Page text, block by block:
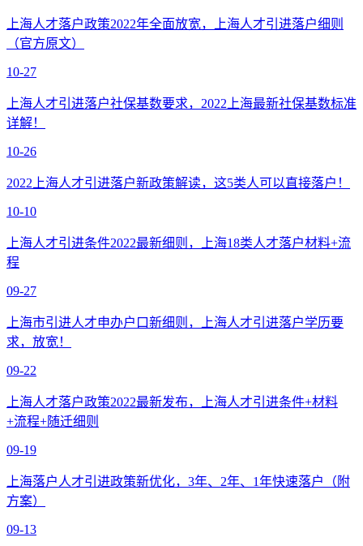
上海人才落户政策2022年全面放宽，上海人才引进落户细则
（官方原文）
10-27
上海人才引进落户社保基数要求，2022上海最新社保基数标准
详解！
10-26
2022上海人才引进落户新政策解读，这5类人可以直接落户！
10-10
上海人才引进条件2022最新细则，上海18类人才落户材料+流
程
09-27
上海市引进人才申办户口新细则，上海人才引进落户学历要
求，放宽！
09-22
上海人才落户政策2022最新发布，上海人才引进条件+材料
+流程+随迁细则
09-19
上海落户人才引进政策新优化，3年、2年、1年快速落户（附
方案）
09-13